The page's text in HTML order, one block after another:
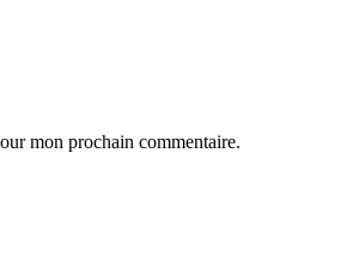
mon prochain commentaire.